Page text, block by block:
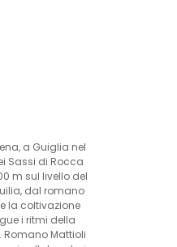
a Guiglia nel
Sassi di Rocca
m sul livello del
dal romano
la coltivazione
i ritmi della
Mattioli